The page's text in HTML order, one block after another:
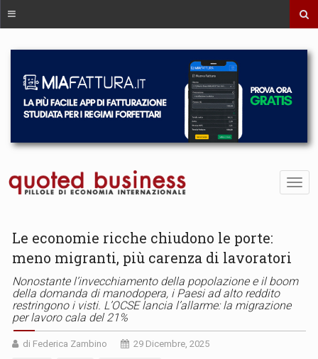
Le economie ricche chiudono le porte:
meno migranti, più carenza di lavoratori
Nonostante l’invecchiamento della popolazione e il boom
della domanda di manodopera, i Paesi ad alto reddito
restringono i visti. L’OCSE lancia l’allarme: la migrazione
per lavoro cala del 21%
di Federica Zambino 29 Dicembre, 2025